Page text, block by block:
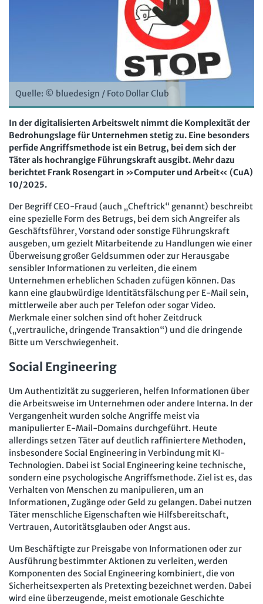
Arbeitsschutz und Mitbestimmung
Schwerbehindertenrecht und Inklusion
Arbeit und Recht
Soziales Recht
Digitales Arbeits- und Sozialrecht
Soziale Sicherheit
Beschäftigtendatenschutz online
KI-Praxis Arbeitsrecht online
JAV-Praxis online
mein Bund-Online
Presse Interne Meldestelle Verträge kündigen
Hilfe
Datenschutz
AGB Impressum
Kontakt
Erklärung zur Barrierefreiheit
Widerruf
Widerrufsrecht
Verlag
Karriere Buchhandel
Quelle: © bluedesign / Foto Dollar Club
In der digitalisierten Arbeitswelt nimmt die Komplexität der
Bedrohungslage für Unternehmen stetig zu. Eine besonders
perfide Angriffsmethode ist ein Betrug, bei dem sich der
Täter als hochrangige Führungskraft ausgibt. Mehr dazu
berichtet Frank Rosengart in »Computer und Arbeit« (CuA)
10/2025.
Der Begriff CEO-Fraud (auch „Cheftrick“ genannt) beschreibt
eine spezielle Form des Betrugs, bei dem sich Angreifer als
Geschäftsführer, Vorstand oder sonstige Führungskraft
ausgeben, um gezielt Mitarbeitende zu Handlungen wie einer
Überweisung großer Geldsummen oder zur Herausgabe
sensibler Informationen zu verleiten, die einem
Unternehmen erheblichen Schaden zufügen können. Das
kann eine glaubwürdige Identitätsfälschung per E-Mail sein,
mittlerweile aber auch per Telefon oder sogar Video.
Merkmale einer solchen sind oft hoher Zeitdruck
(„vertrauliche, dringende Transaktion“) und die dringende
Bitte um Verschwiegenheit.
Social Engineering
Um Authentizität zu suggerieren, helfen Informationen über
die Arbeitsweise im Unternehmen oder andere Interna. In der
Vergangenheit wurden solche Angriffe meist via
manipulierter E-Mail-Domains durchgeführt. Heute
allerdings setzen Täter auf deutlich raffiniertere Methoden,
insbesondere Social Engineering in Verbindung mit KI-
Technologien. Dabei ist Social Engineering keine technische,
sondern eine psychologische Angriffsmethode. Ziel ist es, das
Verhalten von Menschen zu manipulieren, um an
Informationen, Zugänge oder Geld zu gelangen. Dabei nutzen
Täter menschliche Eigenschaften wie Hilfsbereitschaft,
Vertrauen, Autoritätsglauben oder Angst aus.
Um Beschäftigte zur Preisgabe von Informationen oder zur
Ausführung bestimmter Aktionen zu verleiten, werden
Komponenten des Social Engineering kombiniert, die von
Sicherheitsexperten als Pretexting bezeichnet werden. Dabei
wird eine überzeugende, meist emotionale Geschichte